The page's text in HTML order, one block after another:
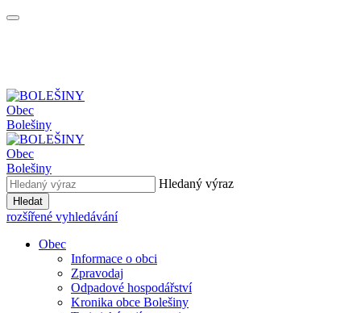
Obec
Bolešiny
Obec
Bolešiny
Hledaný výraz
Hledat
rozšířené vyhledávání
Obec
Informace o obci
Zpravodaj
Odpadové hospodářství
Kronika obce Bolešiny